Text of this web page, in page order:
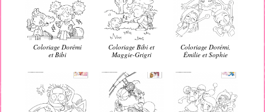
Coloriage Dorémi
et Bibi
Coloriage Bibi et
Maggie-Grigri
Coloriage Dorémi,
Émilie et Sophie